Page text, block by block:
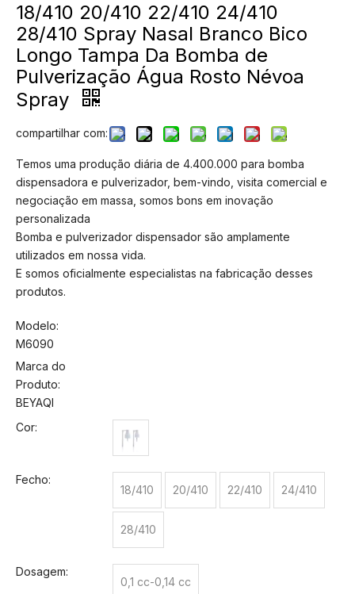
18/410 20/410 22/410 24/410
28/410 Spray Nasal Branco Bico
Longo Tampa Da Bomba de
Pulverização Água Rosto Névoa
Spray
compartilhar com:
Temos uma produção diária de 4.400.000 para bomba
dispensadora e pulverizador, bem-vindo, visita comercial e
negociação em massa, somos bons em inovação
personalizada
Bomba e pulverizador dispensador são amplamente
utilizados em nossa vida.
E somos oficialmente especialistas na fabricação desses
produtos.
Modelo:
M6090
Marca do
Produto:
BEYAQI
Cor:
Fecho:
18/410 20/410 22/410 24/410
28/410
Dosagem:
0,1 cc-0,14 cc